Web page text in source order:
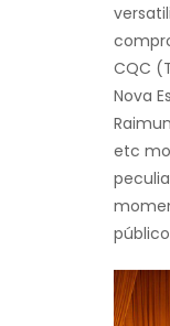
CQC
Nova
etc